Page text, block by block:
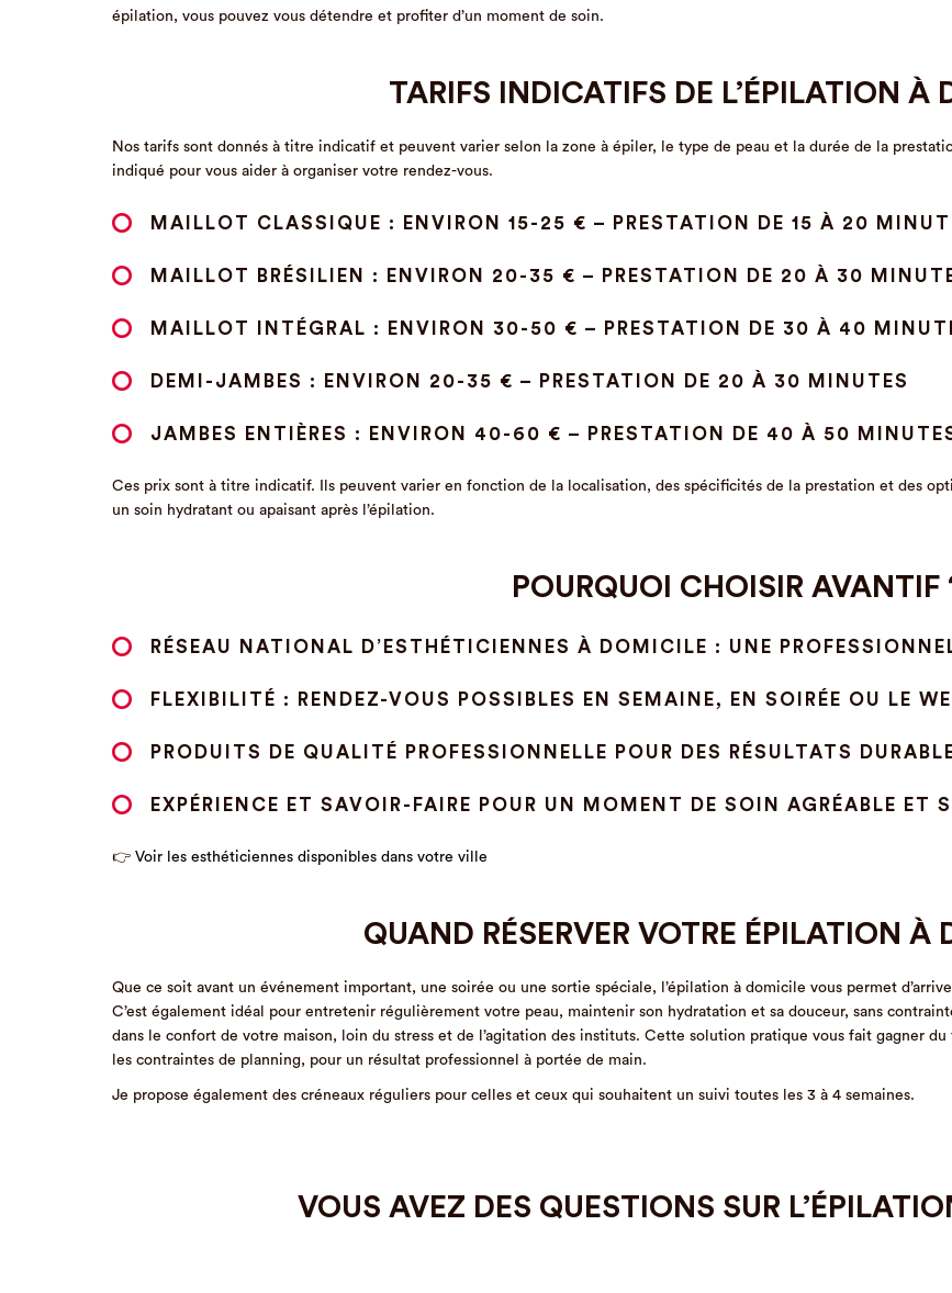
épilation, vous pouvez vous détendre et profiter d’un moment de soin.
TARIFS INDICATIFS DE L’ÉPILATION À
Nos tarifs sont donnés à titre indicatif et peuvent varier selon la zone à épiler, le type de peau et la durée de la
indiqué pour vous aider à organiser votre rendez-vous.
MAILLOT CLASSIQUE : ENVIRON 15-25 € – PRESTATION DE 15 À 20
MAILLOT BRÉSILIEN : ENVIRON 20-35 € – PRESTATION DE 20 À 30
MAILLOT INTÉGRAL : ENVIRON 30-50 € – PRESTATION DE 30 À 40
DEMI-JAMBES : ENVIRON 20-35 € – PRESTATION DE 20 À 30 MINUTES
JAMBES ENTIÈRES : ENVIRON 40-60 € – PRESTATION DE 40 À 50
Ces prix sont à titre indicatif. Ils peuvent varier en fonction de la localisation, des spécificités de la prestation et des
un soin hydratant ou apaisant après l’épilation.
POURQUOI CHOISIR AVANTIF
RÉSEAU NATIONAL D’ESTHÉTICIENNES À DOMICILE : UNE
FLEXIBILITÉ : RENDEZ-VOUS POSSIBLES EN SEMAINE, EN SOIRÉE OU LE
PRODUITS DE QUALITÉ PROFESSIONNELLE POUR DES RÉSULTATS
EXPÉRIENCE ET SAVOIR-FAIRE POUR UN MOMENT DE SOIN AGRÉABLE ET
👉 Voir les esthéticiennes disponibles dans votre ville
QUAND RÉSERVER VOTRE ÉPILATION À
Que ce soit avant un événement important, une soirée ou une sortie spéciale, l’épilation à domicile vous permet
C’est également idéal pour entretenir régulièrement votre peau, maintenir son hydratation et sa douceur, sans
dans le confort de votre maison, loin du stress et de l’agitation des instituts. Cette solution pratique vous fait gagner
les contraintes de planning, pour un résultat professionnel à portée de main.
Je propose également des créneaux réguliers pour celles et ceux qui souhaitent un suivi toutes les 3 à 4 semaines.
VOUS AVEZ DES QUESTIONS SUR